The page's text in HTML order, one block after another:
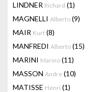
LINDNER Richard (1)
MAGNELLI Alberto (9)
MAIR Kurt (8)
MANFREDI Alberto (15)
MARINI Marino (11)
MASSON Andre (10)
MATISSE Henri (1)